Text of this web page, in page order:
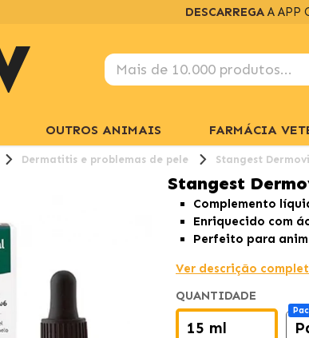
DESCARREGAA APP
OUTROS ANIMAIS FARMÁCIA
Dermatitis e problemas de pele Stangest
Stangest
Complemento
Enriquecido com
Perfeito para
Ver descrição
QUANTIDADE
15 ml